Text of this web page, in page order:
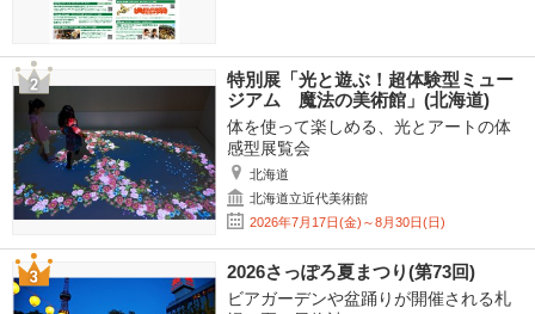
特別展「光と遊ぶ！超体験型ミュー
ジアム 魔法の美術館」(北海道)
体を使って楽しめる、光とアートの体
感型展覧会
北海道
北海道立近代美術館
2026年7月17日(金)～8月30日(日)
2026さっぽろ夏まつり(第73回)
ビアガーデンや盆踊りが開催される札